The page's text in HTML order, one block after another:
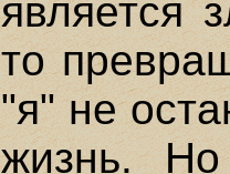
является
то
"я" не
жизнь.